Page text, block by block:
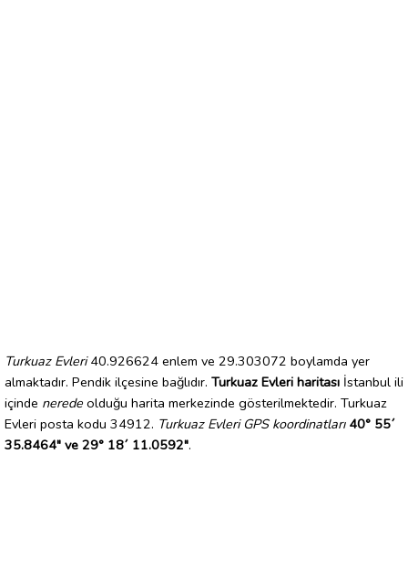
Turkuaz Evleri40.926624 enlem ve 29.303072 boylamda yer
almaktadır. Pendik ilçesine bağlıdır. Turkuaz Evleri haritası İstanbul ili
içinde nerede olduğu harita merkezinde gösterilmektedir. Turkuaz
Evleri posta kodu 34912. Turkuaz Evleri GPS koordinatları 40° 55´
35.8464" ve 29° 18´ 11.0592".